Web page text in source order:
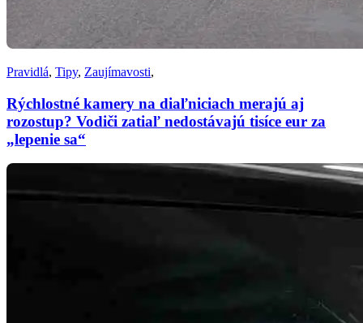
Pravidlá, Tipy, Zaujímavosti,
Rýchlostné kamery na diaľniciach merajú aj
rozostup? Vodiči zatiaľ nedostávajú tisíce eur za
„lepenie sa“